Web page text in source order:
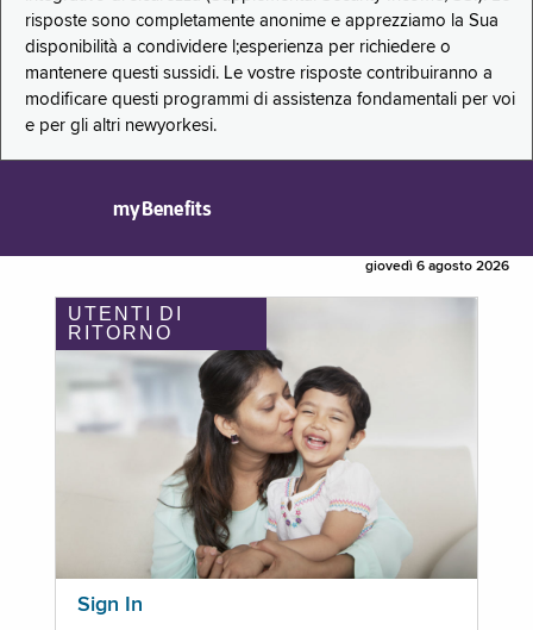
risposte sono completamente anonime e apprezziamo la Sua
disponibilità a condividere l;esperienza per richiedere o
mantenere questi sussidi. Le vostre risposte contribuiranno a
modificare questi programmi di assistenza fondamentali per voi
e per gli altri newyorkesi.
myBenefits
giovedì 6 agosto 2026
UTENTI DI
RITORNO
Sign In